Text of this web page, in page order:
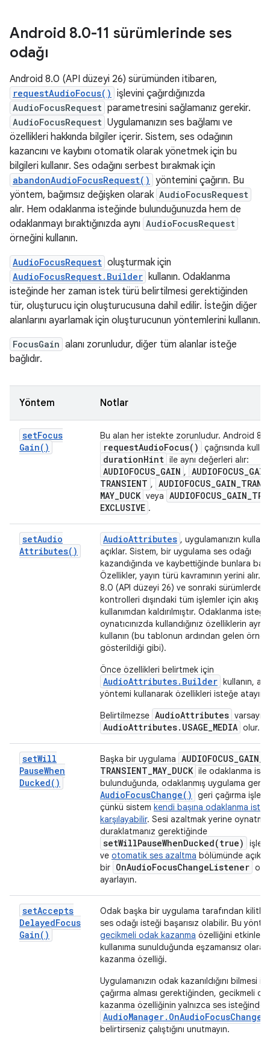
Android 8.0-11 sürümlerinde ses
odağı
Android 8.0 (API düzeyi 26) sürümünden itibaren,
requestAudioFocus() işlevini çağırdığınızda
AudioFocusRequest parametresini sağlamanız gerekir.
AudioFocusRequest Uygulamanızın ses bağlamı ve
özellikleri hakkında bilgiler içerir. Sistem, ses odağının
kazancını ve kaybını otomatik olarak yönetmek için bu
bilgileri kullanır. Ses odağını serbest bırakmak için
abandonAudioFocusRequest() yöntemini çağırın. Bu
yöntem, bağımsız değişken olarak AudioFocusRequest
alır. Hem odaklanma isteğinde bulunduğunuzda hem de
odaklanmayı bıraktığınızda aynı AudioFocusRequest
örneğini kullanın.
AudioFocusRequest oluşturmak için
AudioFocusRequest.Builder kullanın. Odaklanma
isteğinde her zaman istek türü belirtilmesi gerektiğinden
tür, oluşturucu için oluşturucusuna dahil edilir. İsteğin diğer
alanlarını ayarlamak için oluşturucunun yöntemlerini kullanın.
FocusGain alanı zorunludur, diğer tüm alanlar isteğe
bağlıdır.
Yöntem Notlar
setFocus
Gain( )
Bu alan her istekte zorunludur. Android
requestAudioFocus( ) çağrısında
durationHint ile aynı değerleri alır:
AUDIOFOCUS_GAIN , AUDIOFOCUS_GAIN
TRANSIENT , AUDIOFOCUS_GAIN_
MAY_DUCK veya AUDIOFOCUS_GAIN_
EXCLUSIVE .
setAudio
Attributes( )
AudioAttributes , uygulamanızın
açıklar. Sistem, bir uygulama ses odağı
kazandığında ve kaybettiğinde bunlara
Özellikler, yayın türü kavramının yerini alır.
8.0 (API düzeyi 26) ve sonraki sürümlerde,
kontrolleri dışındaki tüm işlemler için akış
kullanımdan kaldırılmıştır. Odaklanma
oynatıcınızda kullandığınız özelliklerin
kullanın (bu tablonun ardından gelen
gösterildiği gibi).
Önce özellikleri belirtmek için
AudioAttributes.Builder kullanın,
yöntemi kullanarak özellikleri isteğe atayın.
Belirtilmezse AudioAttributes
AudioAttributes.USAGE_MEDIA olur.
setWill
PauseWhen
Ducked( )
Başka bir uygulama AUDIOFOCUS_GAIN_
TRANSIENT_MAY_DUCK ile odaklanma
bulunduğunda, odaklanmış uygulama
AudioFocusChange( )
geri çağırma
çünkü sistem kendi başına odaklanma
karşılayabilir. Sesi azaltmak yerine
duraklatmanız gerektiğinde
setWillPauseWhenDucked(true)
ve otomatik ses azaltma bölümünde
bir OnAudioFocusChangeListener
ayarlayın.
setAccepts
DelayedFocus
Gain( )
Odak başka bir uygulama tarafından
ses odağı isteği başarısız olabilir. Bu
gecikmeli odak kazanma özelliğini
kullanıma sunulduğunda eşzamansız
kazanma özelliği.
Uygulamanızın odak kazanıldığını bilmesi
çağırma alması gerektiğinden, gecikmeli
kazanma özelliğinin yalnızca ses isteğinde
belirtirseniz çalıştığını unutmayın.